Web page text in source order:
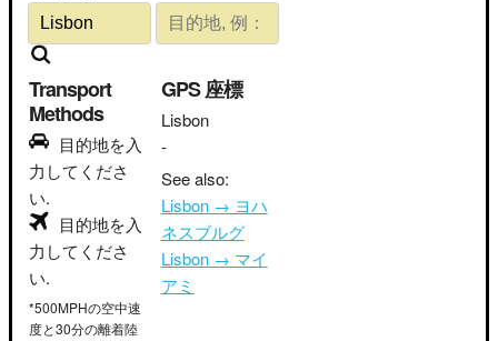
Transport
Methods
目的地を入
力してくださ
い.
目的地を入
力してくださ
い.
*500MPHの空中速
度と30分の離着陸
GPS 座標
Lisbon
-
See also:
Lisbon → ヨハ
ネスブルグ
Lisbon → マイ
アミ